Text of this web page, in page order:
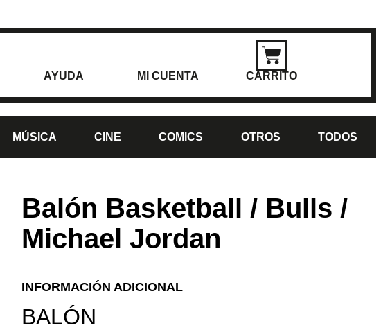
AYUDA MI CUENTA CARRITO
MÚSICA CINE COMICS OTROS TODOS
Balón Basketball / Bulls /
Michael Jordan
INFORMACIÓN ADICIONAL
BALÓN